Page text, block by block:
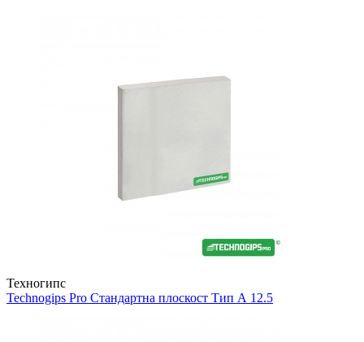
Техногипс
Technogips Pro Стандартна плоскост Тип А 12.5